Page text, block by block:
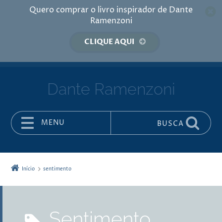
Quero comprar o livro inspirador de Dante
Ramenzoni
CLIQUE AQUI
Dante Ramenzoni
MENU BUSCA
Início sentimento